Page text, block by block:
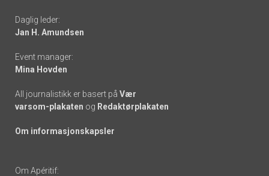
links
Daglig leder:
Jan H. Amundsen
Event manager:
Mina Hovden
All journalistikk er basert på Vær
varsom-plakaten og Redaktørplakaten
Om informasjonskapsler
Om Apéritif: